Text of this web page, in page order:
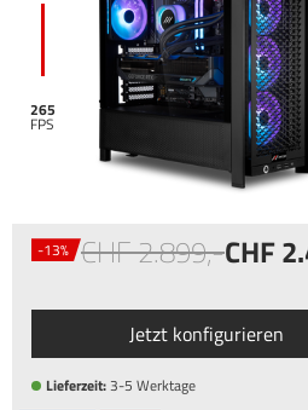
265
-13% 2.899,-
Jetzt konfigurieren
Lieferzeit:3-5 Werktage